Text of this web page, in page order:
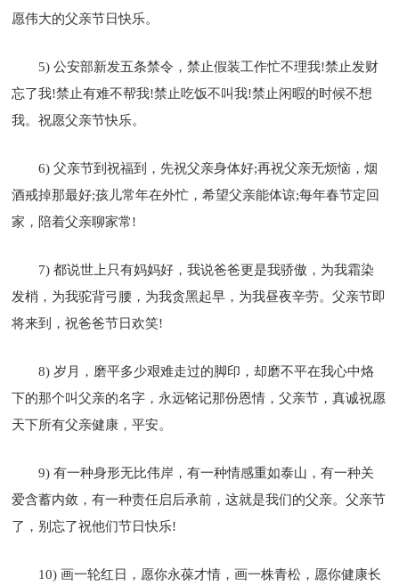
愿伟大的父亲节日快乐。
5) 公安部新发五条禁令，禁止假装工作忙不理我!禁止发财
忘了我!禁止有难不帮我!禁止吃饭不叫我!禁止闲暇的时候不想
我。祝愿父亲节快乐。
6) 父亲节到祝福到，先祝父亲身体好;再祝父亲无烦恼，烟
酒戒掉那最好;孩儿常年在外忙，希望父亲能体谅;每年春节定回
家，陪着父亲聊家常!
7) 都说世上只有妈妈好，我说爸爸更是我骄傲，为我霜染
发梢，为我驼背弓腰，为我贪黑起早，为我昼夜辛劳。父亲节即
将来到，祝爸爸节日欢笑!
8) 岁月，磨平多少艰难走过的脚印，却磨不平在我心中烙
下的那个叫父亲的名字，永远铭记那份恩情，父亲节，真诚祝愿
天下所有父亲健康，平安。
9) 有一种身形无比伟岸，有一种情感重如泰山，有一种关
爱含蓄内敛，有一种责任启后承前，这就是我们的父亲。父亲节
了，别忘了祝他们节日快乐!
10) 画一轮红日，愿你永葆才情，画一株青松，愿你健康长